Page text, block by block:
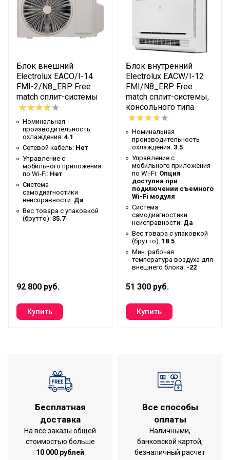
по Wi-Fi
Система
самодиагностики
Вес товара с упаковкой
(брутто)
55.5
Мин. рабочая
температура воздуха для
внешнего блока
-22
Коэффициент
энергоэффективности
EER/COP
3,77/4,31
Высота упаковки товара
73.7
Гарантийный документ
Гарантийный талон
Глубина упаковки товара
45.6
Высота внешнего блока
0.654
43
Ширина упаковки товара
103.2
параметров работы
Да
отключении питания
Макс. потребляемая
Тип блока
Внешний
Мощность кондиционера
(охлаждение),BTU
28 000
Блок внешний
Electrolux EACO/I-14
FMI-2/N8_ERP Free
match сплит-системы
Номинальная
производительность
охлаждения: 4.1
Сетевой кабель: Нет
Управление c
мобильного приложения
по Wi-Fi: Нет
Система
самодиагностики
неисправности: Да
Вес товара с упаковкой
(брутто): 35.7
92 800 руб.
Блок внутренний
Electrolux EACW/I-12
FMI/N8_ERP Free
match сплит-системы,
консольного типа
Номинальная
производительность
охлаждения: 3.5
Управление c
мобильного приложения
по Wi-Fi: Опция
доступна при
подключении съемного
Wi-Fi модуля
Система
самодиагностики
неисправности: Да
Вес товара с упаковкой
(брутто): 18.5
Мин. рабочая
температура воздуха для
внешнего блока: -22
51 300 руб.
Бесплатная
доставка
На все заказы общей
стоимостью больше
10 000 рублей
Все способы
оплаты
Наличными,
банковской картой,
безналичный расчет